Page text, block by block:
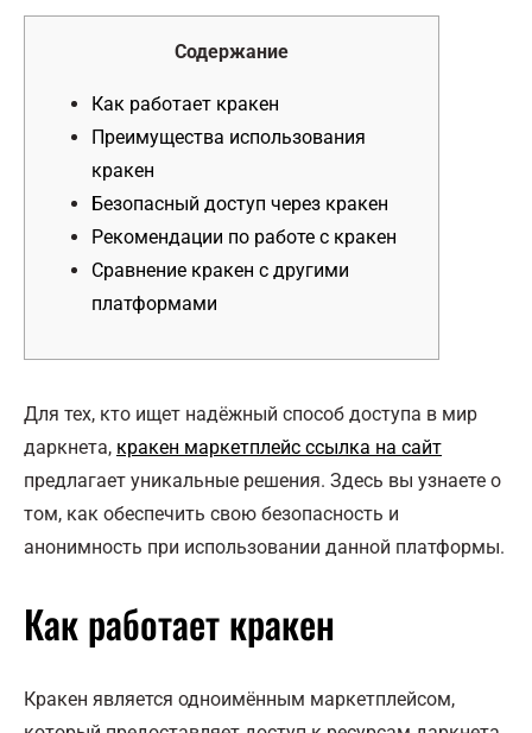
Содержание
Как работает кракен
Преимущества использования
кракен
Безопасный доступ через кракен
Рекомендации по работе с кракен
Сравнение кракен с другими
платформами
Для тех, кто ищет надёжный способ доступа в мир
даркнета, кракен маркетплейс ссылка на сайт
предлагает уникальные решения. Здесь вы узнаете о
том, как обеспечить свою безопасность и
анонимность при использовании данной платформы.
Как работает кракен
Кракен является одноимённым маркетплейсом,